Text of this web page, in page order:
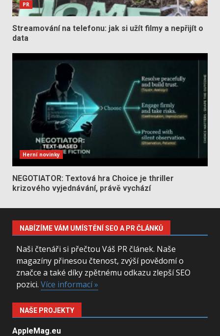
PR
Streamování na telefonu: jak si užít filmy a nepřijít o
data
Herní novinky
NEGOTIATOR: Textová hra Choice je thriller
krizového vyjednávání, právě vychází
NABÍZÍME VÁM UMÍSTĚNÍ SEO A PR ČLÁNKŮ
Naši čtenáři si přečtou Váš PR článek. Naše
magazíny přinesou čtenost, zvýší povědomí o
značce a také díky zpětnému odkazu zlepší SEO
pozici. Více informací »
NAŠE PROJEKTY
AppleMag.eu